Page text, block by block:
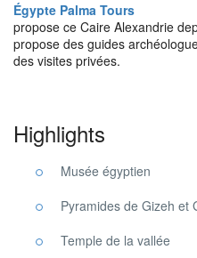
Égypte Palma Tours
propose ce Caire Alexandrie
propose des guides
des visites privées.
Highlights
Musée égyptien
Pyramides de Gizeh et
Temple de la vallée